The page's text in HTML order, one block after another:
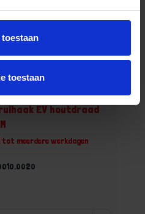
toestaan
EV houtdraad
meerdere werkdagen